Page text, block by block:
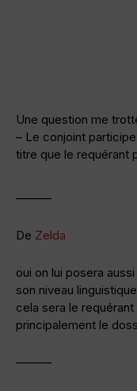
Une question me
– Le conjoint participe
titre que le requérant
———
De Zelda
oui on lui posera
son niveau
cela sera le
principalement le
———